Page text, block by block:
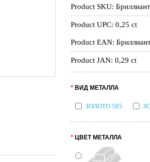
Product SKU: Бриллиант
Product UPC: 0,25 ct
Product EAN:
Product JAN: 0,29 ct
ВИД МЕТАЛЛА
ЗОЛОТО 585
ЦВЕТ МЕТАЛЛА